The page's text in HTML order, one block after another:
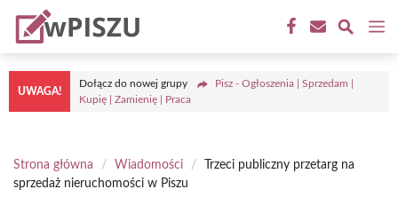
Przejdź
treści
UWAGA!
Dołącz do nowej grupy
Pisz - Ogłoszenia | Sprzedam |
Kupię | Zamienię | Praca
Strona główna / Wiadomości /
Trzeci publiczny przetarg na
sprzedaż nieruchomości w Piszu